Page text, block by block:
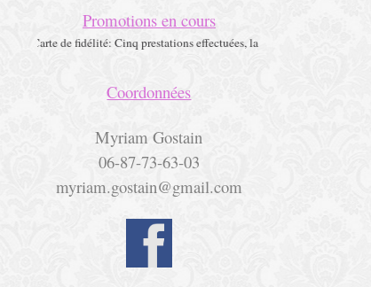
Promotions en cours
de fidélité: Cinq prestations effectuées, la sixième à -50%
Coordonnées
Myriam Gostain
06-87-73-63-03
myriam.gostain@gmail.com